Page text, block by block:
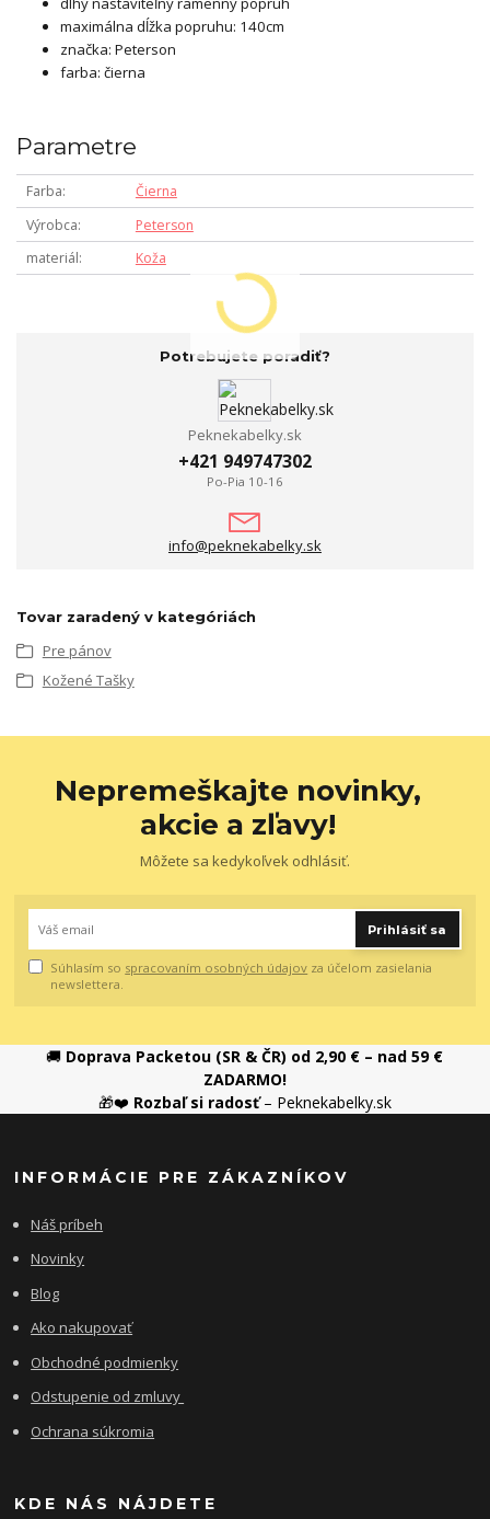
maximálna dĺžka popruhu: 140cm
značka: Peterson
farba: čierna
Parametre
Farba
Čierna
Výrobca
Peterson
materiál
Koža
Potrebujete poradiť?
Peknekabelky.sk
+421 949747302
Po-Pia 10-16
info@peknekabelky.sk
Tovar zaradený v kategóriách
Pre pánov
Kožené Tašky
Nepremeškajte novinky,
akcie a zľavy!
Môžete sa kedykoľvek odhlásiť.
Prihlásiť sa
Súhlasím so spracovaním osobných údajov za účelom zasielania
newslettera.
🚚 Doprava Packetou (SR & ČR) od 2,90 € – nad 59 €
ZADARMO!
🎁❤️ Rozbaľ si radosť– Peknekabelky.sk
INFORMÁCIE PRE ZÁKAZNÍKOV
Náš príbeh
Novinky
Blog
Ako nakupovať
Obchodné podmienky
Odstupenie od zmluvy
Ochrana súkromia
KDE NÁS NÁJDETE